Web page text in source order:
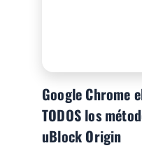
Google Chrome
TODOS los
uBlock Origin